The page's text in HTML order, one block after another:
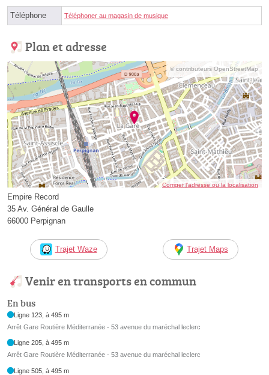
Téléphone Téléphoner au magasin de musique
Plan et adresse
© contributeurs OpenStreetMap
Corriger l’adresse ou la localisation
Empire Record
35 Av. Général de Gaulle
66000 Perpignan
Trajet Waze Trajet Maps
Venir en transports en commun
En bus
Ligne 123, à 495 m
Arrêt Gare Routière Méditerranée - 53 avenue du maréchal leclerc
Ligne 205, à 495 m
Arrêt Gare Routière Méditerranée - 53 avenue du maréchal leclerc
Ligne 505, à 495 m